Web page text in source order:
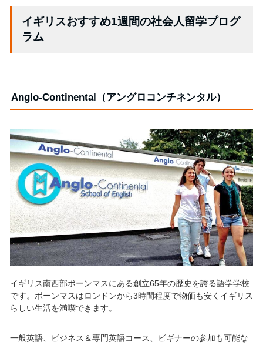
イギリスおすすめ1週間の社会人留学プログ
ラム
Anglo-Continental（アングロコンチネンタル）
イギリス南西部ボーンマスにある創立65年の歴史を誇る語学学校
です。ボーンマスはロンドンから3時間程度で物価も安くイギリス
らしい生活を満喫できます。
一般英語、ビジネス＆専門英語コース、ビギナーの参加も可能な